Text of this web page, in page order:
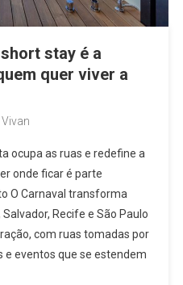
stay é a
quer viver a
ocupa as ruas e redefine a
onde ficar é parte
O Carnaval transforma
Recife e São Paulo
com ruas tomadas por
e eventos que se estendem